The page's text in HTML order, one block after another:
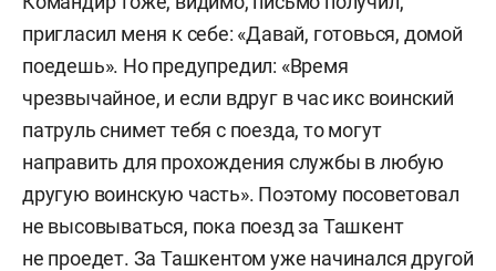
пригласил меня к себе: «Давай, готовься, домой
поедешь». Но предупредил: «Время
чрезвычайное, и если вдруг в час икс воинский
патруль снимет тебя с поезда, то могут
направить для прохождения службы в любую
другую воинскую часть». Поэтому посоветовал
не высовываться, пока поезд за Ташкент
не проедет. За Ташкентом уже начинался другой